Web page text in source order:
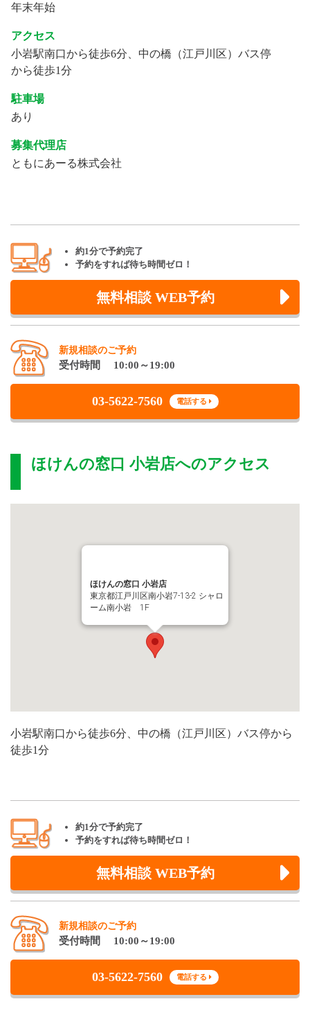
年末年始
アクセス
小岩駅南口から徒歩6分、中の橋（江戸川区）バス停
から徒歩1分
駐車場
あり
募集代理店
ともにあーる株式会社
約1分で予約完了
予約をすれば待ち時間ゼロ！
無料相談 WEB予約
新規相談のご予約
受付時間 10:00～19:00
03-5622-7560 電話する
ほけんの窓口 小岩店へのアクセス
ほけんの窓口 小岩店
東京都江戸川区南小岩7-13-2 シャロ
ーム南小岩 1F
小岩駅南口から徒歩6分、中の橋（江戸川区）バス停から
徒歩1分
約1分で予約完了
予約をすれば待ち時間ゼロ！
無料相談 WEB予約
新規相談のご予約
受付時間 10:00～19:00
03-5622-7560 電話する